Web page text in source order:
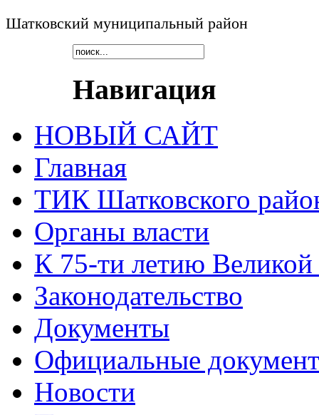
Шатковский муниципальный район
Навигация
НОВЫЙ САЙТ
Главная
ТИК Шатковского
Органы власти
К 75-ти летию
Законодательство
Документы
Официальные
Новости